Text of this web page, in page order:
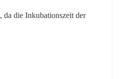
, da die Inkubationszeit der